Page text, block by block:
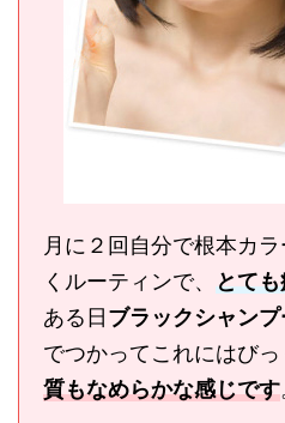
月に２回自分で根本カ
くルーティンで、 とて
ある日ブラックシャンプ
でつかってこれにはびっ
質もなめらかな感じです